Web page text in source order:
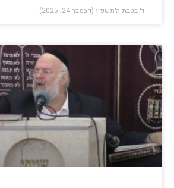
ד׳ בטבת ה׳תשפ״ו (דצמבר 24, 2025)